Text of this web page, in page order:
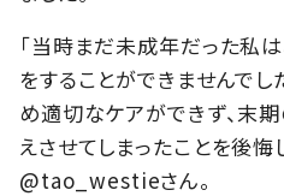
「当時まだ未成年だった私
をすることができませんで
め適切なケアができず、末
えさせてしまったことを後悔
@tao_westieさん。